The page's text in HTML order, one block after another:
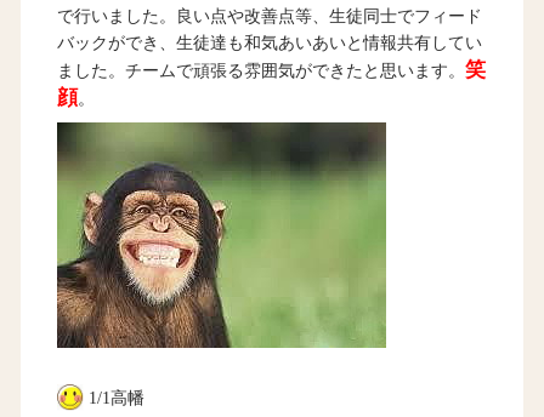
で行いました。良い点や改善点等、生徒同士でフィード
バックができ、生徒達も和気あいあいと情報共有してい
ました。チームで頑張る雰囲気ができたと思います。 笑
顔。
1/1高幡